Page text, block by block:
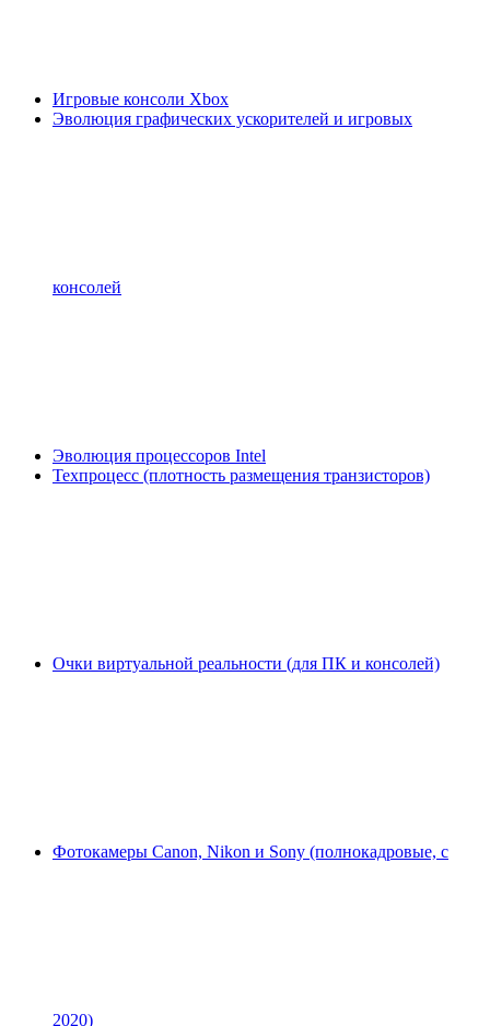
Игровые консоли Xbox
Эволюция графических ускорителей и игровых
консолей
Эволюция процессоров Intel
Техпроцесс (плотность размещения транзисторов)
Очки виртуальной реальности (для ПК и консолей)
Фотокамеры Canon, Nikon и Sony (полнокадровые, с
2020)